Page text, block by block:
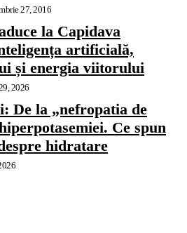
27, 2016
la Capidava
artificială,
și energia viitorului
2026
De la „nefropatia de
Ce spun
hidratare